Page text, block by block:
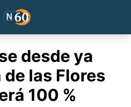
desde ya
las Flores
100 %